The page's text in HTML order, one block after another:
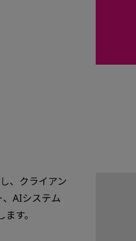
、クライアン
、AIシステム
す。